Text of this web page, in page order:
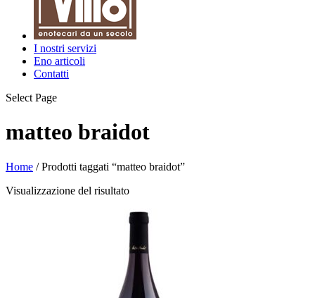
I nostri servizi
Eno articoli
Contatti
Select Page
matteo braidot
Home / Prodotti taggati “matteo braidot”
Visualizzazione del risultato